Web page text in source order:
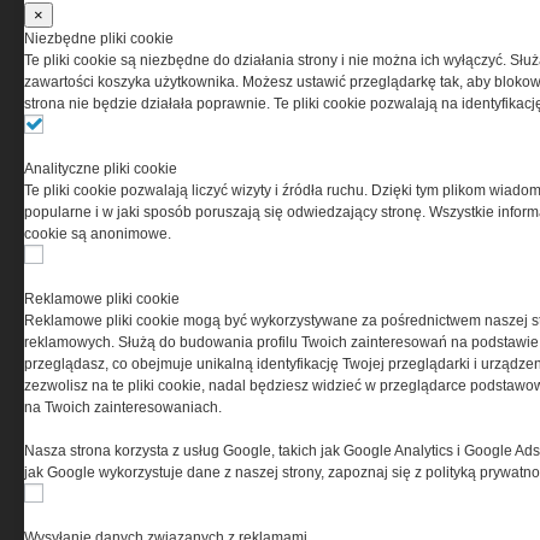
przez Grupa MEDIUM Spółka z ograniczoną
odpowiedzialnością Spółka komandytowa, nr KRS:
0000537655, NIP 1132860378, REGON 146393437
(zwana dalej Grupa MEDIUM) w postaci Regulaminu.
Ta witryna wykorzystuje pliki cookies do przechowywania
informacji na Twoim komputerze. Pliki cookies stosujemy
w celu świadczenia usług na najwyższym poziomie,
w tym w sposób dostosowany do indywidualnych potrzeb.
cookies oznacza, że będą one zamieszczane w Twoim
urządzeniu końcowym. W każdym momencie możesz
dokonać zmiany ustawień przeglądarki dotyczących
serwisu prosimy o zapoznanie się z naszą
×
Niezbędne pliki cookie
Te pliki cookie są niezbędne do działania strony i nie można ich wyłączyć.
zawartości koszyka użytkownika. Możesz ustawić przeglądarkę tak, aby
strona nie będzie działała poprawnie. Te pliki cookie pozwalają na
Analityczne pliki cookie
Te pliki cookie pozwalają liczyć wizyty i źródła ruchu. Dzięki tym plikom
popularne i w jaki sposób poruszają się odwiedzający stronę. Wszystkie
cookie są anonimowe.
Reklamowe pliki cookie
Reklamowe pliki cookie mogą być wykorzystywane za pośrednictwem naszej
reklamowych. Służą do budowania profilu Twoich zainteresowań na
przeglądasz, co obejmuje unikalną identyfikację Twojej przeglądarki i
zezwolisz na te pliki cookie, nadal będziesz widzieć w przeglądarce
na Twoich zainteresowaniach.
Nasza strona korzysta z usług Google, takich jak Google Analytics i Google
jak Google wykorzystuje dane z naszej strony, zapoznaj się z polityką